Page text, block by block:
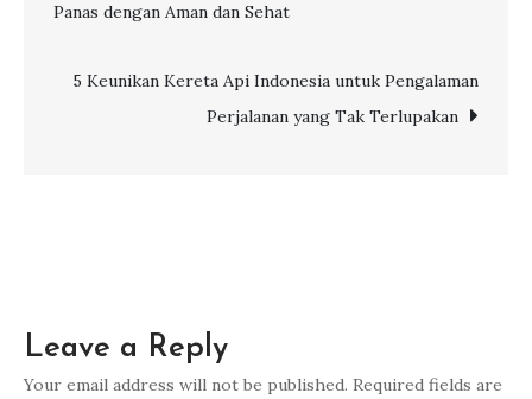
di
Tengah
navigation
Panas dengan Aman dan Sehat
5 Keunikan Kereta Api Indonesia untuk Pengalaman
Perjalanan yang Tak Terlupakan
Leave a Reply
Your email address will not be published. Required fields are